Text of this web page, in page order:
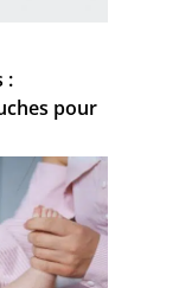
:
pour